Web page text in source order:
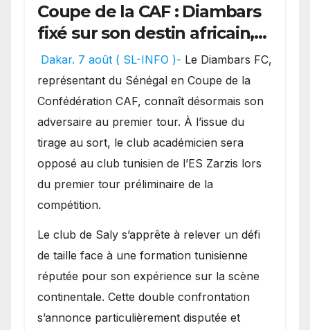
Coupe de la CAF : Diambars
fixé sur son destin africain,
l’ES Zarzis sera son premier
obstacle.
Dakar. 7 août ( SL-INFO )- Le Diambars FC,
représentant du Sénégal en Coupe de la
Confédération CAF, connaît désormais son
adversaire au premier tour. À l’issue du
tirage au sort, le club académicien sera
opposé au club tunisien de l’ES Zarzis lors
du premier tour préliminaire de la
compétition.
Le club de Saly s’apprête à relever un défi
de taille face à une formation tunisienne
réputée pour son expérience sur la scène
continentale. Cette double confrontation
s’annonce particulièrement disputée et